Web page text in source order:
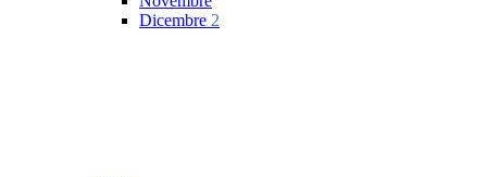
Dicembre 2